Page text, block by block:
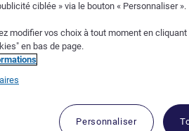
ciblée » via le bouton « Personnaliser ».
modifier vos choix à tout moment en
en bas de page.
Personnaliser